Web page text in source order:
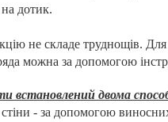
дотик.
не складе труднощів.
можна за допомогою
встановлений двома
- за допомогою